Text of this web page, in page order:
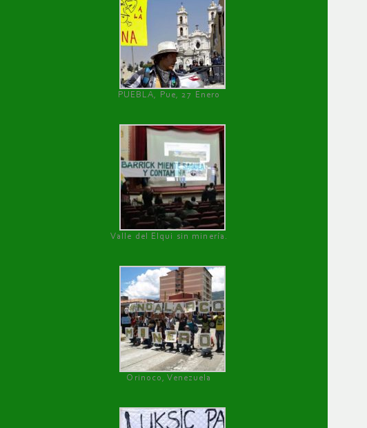
PUEBLA, Pue, 27 Enero
Valle del Elqui sin minería.
Orinoco, Venezuela